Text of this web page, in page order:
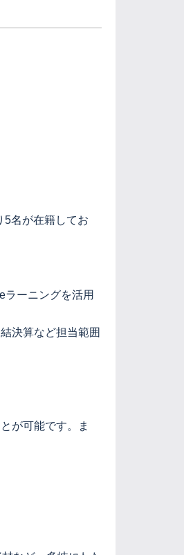
5名が在籍してお
ーニングを活用
決算など担当範囲
が可能です。ま